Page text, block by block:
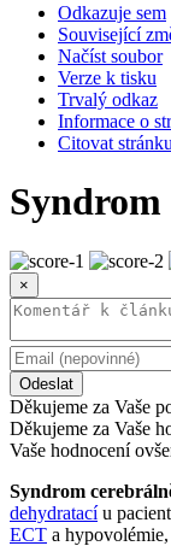
Odkazuje sem
Související
Načíst soubor
Verze k tisku
Trvalý odkaz
Informace o
Citovat stránku
×
Odeslat
Děkujeme za Vaše
Děkujeme za Vaše
Vaše hodnocení
Syndrom
dehydratacíu
ECT a